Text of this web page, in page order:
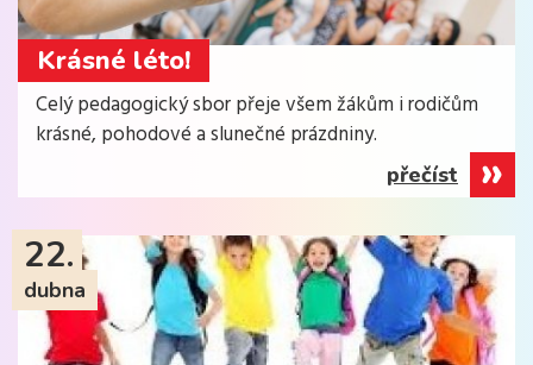
Krásné léto!
Celý pedagogický sbor přeje všem žákům i rodičům
krásné, pohodové a slunečné prázdniny.
přečíst
22.
dubna